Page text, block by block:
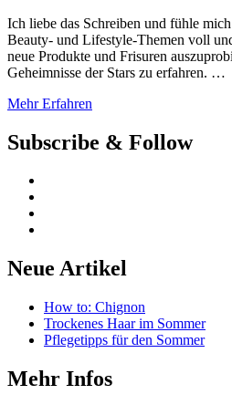
Ich liebe das Schreiben und fühle
Beauty- und Lifestyle-Themen voll
neue Produkte und Frisuren
Geheimnisse der Stars zu erfahren. …
Mehr Erfahren
Subscribe & Follow
Neue Artikel
How to: Chignon
Trockenes Haar im Sommer
Pflegetipps für den Sommer
Mehr Infos